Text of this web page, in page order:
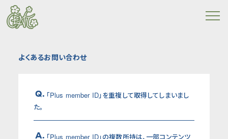
よくあるお問い合わせ
Q. 「Plus member ID」を重複して取得してしまいまし
た。
A. 「Plus member ID」の複数所持は、一部コンテンツ